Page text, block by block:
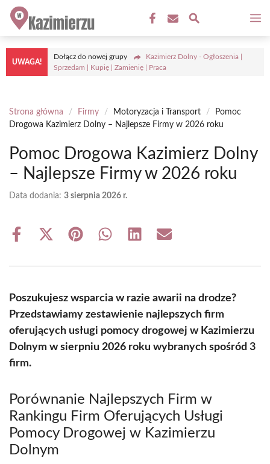
Przejdź
treści
UWAGA!
Dołącz do nowej grupy
Kazimierz Dolny - Ogłoszenia |
Sprzedam | Kupię | Zamienię | Praca
Strona główna / Firmy / Motoryzacja i Transport /
Pomoc
Drogowa Kazimierz Dolny – Najlepsze Firmy w 2026 roku
Pomoc Drogowa Kazimierz Dolny
– Najlepsze Firmy w 2026 roku
Data dodania: 3 sierpnia 2026 r.
Share
Share
(Twitter)
Share Share Share Share
Poszukujesz wsparcia w razie awarii na drodze?
Przedstawiamy zestawienie najlepszych firm
oferujących usługi pomocy drogowej w Kazimierzu
Dolnym w sierpniu 2026 roku wybranych spośród 3
firm.
Porównanie Najlepszych Firm w
Rankingu Firm Oferujących Usługi
Pomocy Drogowej w Kazimierzu
Dolnym